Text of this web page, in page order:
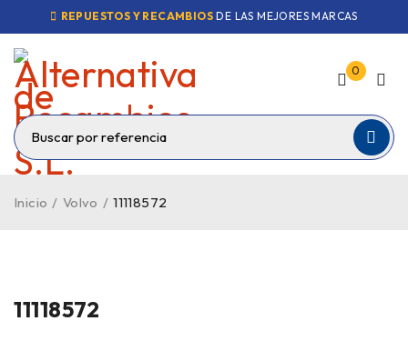
REPUESTOS Y RECAMBIOS DE LAS MEJORES MARCAS
0
Inicio / Volvo / 11118572
11118572